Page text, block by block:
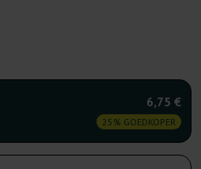
6,75 €
25% GOEDKOPER